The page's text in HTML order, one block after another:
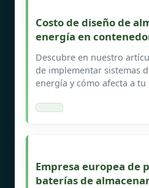
Costo de diseño de
energía en
Descubre en nuestro
de implementar sistemas
energía y cómo afecta a
Empresa europea de
baterías de